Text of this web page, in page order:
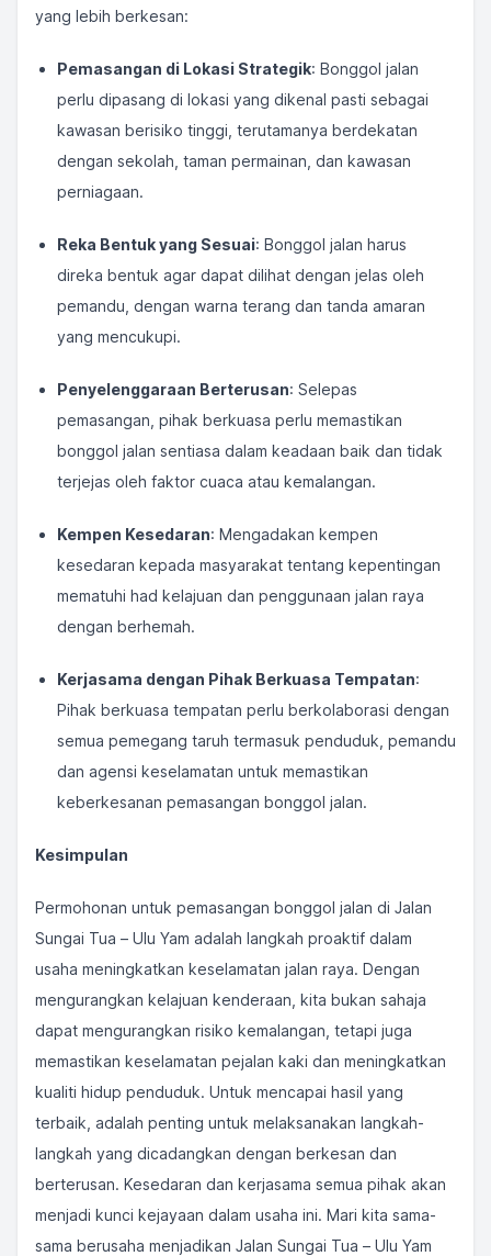
yang lebih berkesan:
Pemasangan di Lokasi Strategik: Bonggol jalan
perlu dipasang di lokasi yang dikenal pasti sebagai
kawasan berisiko tinggi, terutamanya berdekatan
dengan sekolah, taman permainan, dan kawasan
perniagaan.
Reka Bentuk yang Sesuai: Bonggol jalan harus
direka bentuk agar dapat dilihat dengan jelas oleh
pemandu, dengan warna terang dan tanda amaran
yang mencukupi.
Penyelenggaraan Berterusan: Selepas
pemasangan, pihak berkuasa perlu memastikan
bonggol jalan sentiasa dalam keadaan baik dan tidak
terjejas oleh faktor cuaca atau kemalangan.
Kempen Kesedaran: Mengadakan kempen
kesedaran kepada masyarakat tentang kepentingan
mematuhi had kelajuan dan penggunaan jalan raya
dengan berhemah.
Kerjasama dengan Pihak Berkuasa Tempatan:
Pihak berkuasa tempatan perlu berkolaborasi dengan
semua pemegang taruh termasuk penduduk, pemandu
dan agensi keselamatan untuk memastikan
keberkesanan pemasangan bonggol jalan.
Kesimpulan
Permohonan untuk pemasangan bonggol jalan di Jalan
Sungai Tua – Ulu Yam adalah langkah proaktif dalam
usaha meningkatkan keselamatan jalan raya. Dengan
mengurangkan kelajuan kenderaan, kita bukan sahaja
dapat mengurangkan risiko kemalangan, tetapi juga
memastikan keselamatan pejalan kaki dan meningkatkan
kualiti hidup penduduk. Untuk mencapai hasil yang
terbaik, adalah penting untuk melaksanakan langkah-
langkah yang dicadangkan dengan berkesan dan
berterusan. Kesedaran dan kerjasama semua pihak akan
menjadi kunci kejayaan dalam usaha ini. Mari kita sama-
sama berusaha menjadikan Jalan Sungai Tua – Ulu Yam